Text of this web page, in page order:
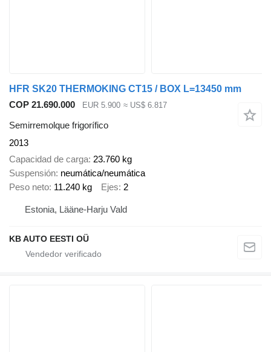
HFR SK20 THERMOKING CT15 / BOX L=13450 mm
COP 21.690.000
EUR 5.900 ≈ US$ 6.817
Semirremolque frigorífico
2013
Capacidad de carga 23.760 kg
Suspensión neumática/neumática
Peso neto 11.240 kg Ejes 2
Estonia, Lääne-Harju Vald
KB AUTO EESTI OÜ